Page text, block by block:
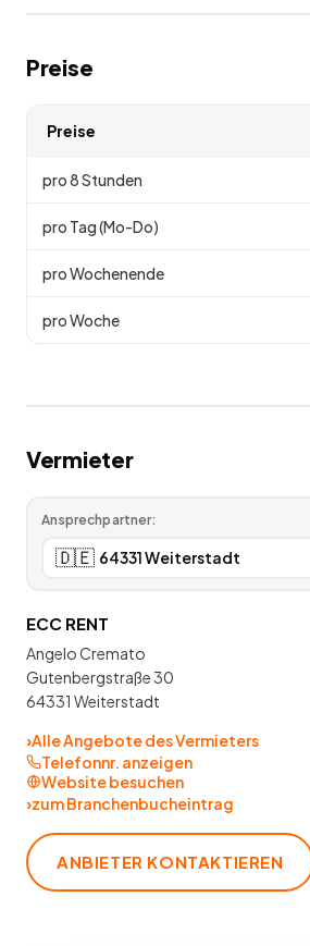
Preise
Preise
pro 8 Stunden
pro Tag (Mo-Do)
pro Wochenende
pro Woche
Vermieter
Ansprechpartner:
🇩🇪
ECC RENT
Angelo Cremato
Gutenbergstraße 30
64331 Weiterstadt
›Alle Angebote des Vermieters
Telefonnr. anzeigen
Website besuchen
›zum Branchenbucheintrag
ANBIETER KONTAKTIEREN